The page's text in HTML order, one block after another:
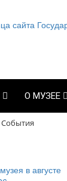
О МУЗЕЕ
События